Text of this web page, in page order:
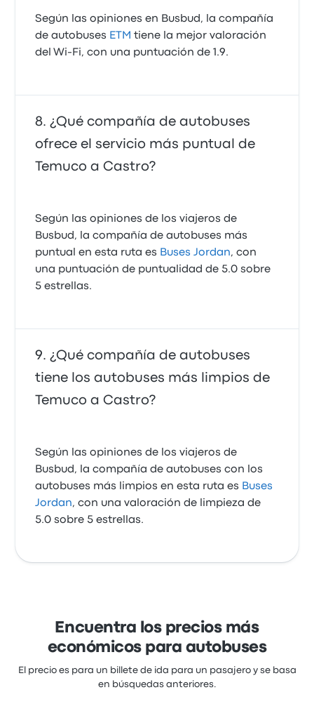
Según las opiniones en Busbud, la compañía
de autobuses ETM tiene la mejor valoración
del Wi-Fi, con una puntuación de 1.9.
¿Qué compañía de autobuses
ofrece el servicio más puntual de
Temuco a Castro?
Según las opiniones de los viajeros de
Busbud, la compañía de autobuses más
puntual en esta ruta es Buses Jordan, con
una puntuación de puntualidad de 5.0 sobre
5 estrellas.
¿Qué compañía de autobuses
tiene los autobuses más limpios de
Temuco a Castro?
Según las opiniones de los viajeros de
Busbud, la compañía de autobuses con los
autobuses más limpios en esta ruta es Buses
Jordan, con una valoración de limpieza de
5.0 sobre 5 estrellas.
Encuentra los precios más
económicos para autobuses
El precio es para un billete de ida para un pasajero y se basa
en búsquedas anteriores.